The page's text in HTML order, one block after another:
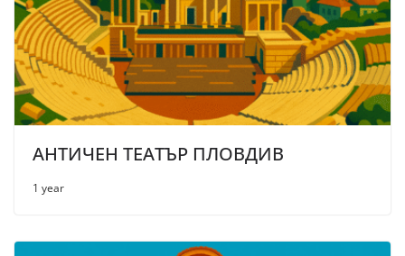
АНТИЧЕН ТЕАТЪР ПЛОВДИВ
1 year